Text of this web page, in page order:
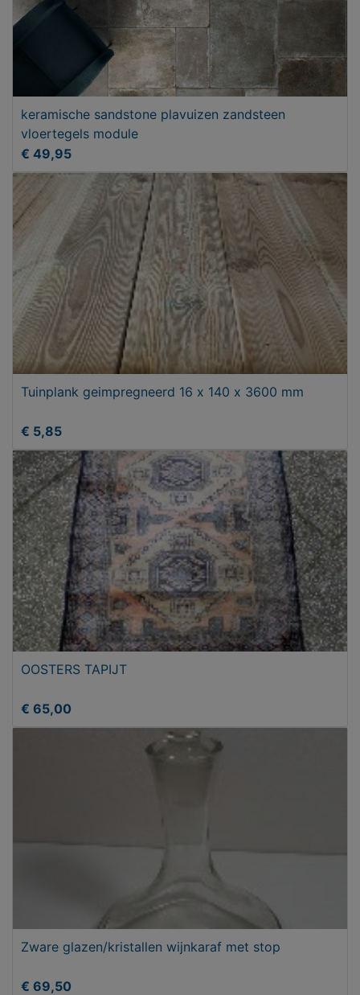
keramische sandstone plavuizen zandsteen
vloertegels module
€ 49,95
Tuinplank geimpregneerd 16 x 140 x 3600 mm
€ 5,85
OOSTERS TAPIJT
€ 65,00
Zware glazen/kristallen wijnkaraf met stop
€ 69,50